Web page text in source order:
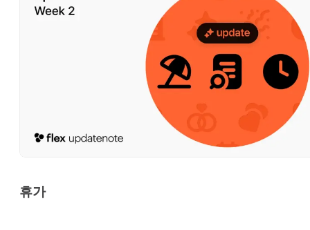
휴가